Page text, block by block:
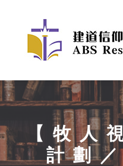
【牧人
計劃